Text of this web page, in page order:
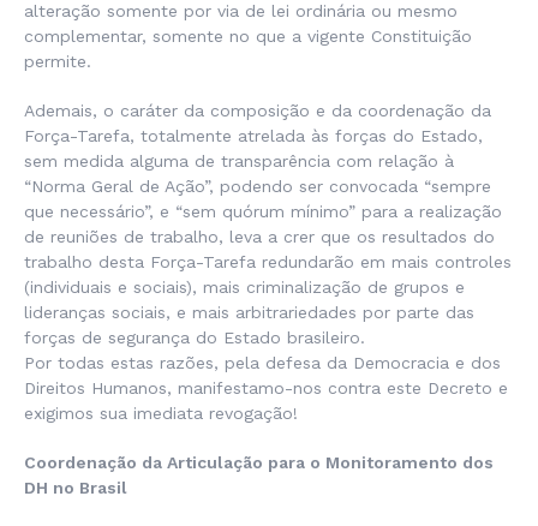
alteração somente por via de lei ordinária ou mesmo
complementar, somente no que a vigente Constituição
permite.
Ademais, o caráter da composição e da coordenação da
Força-Tarefa, totalmente atrelada às forças do Estado,
sem medida alguma de transparência com relação à
“Norma Geral de Ação”, podendo ser convocada “sempre
que necessário”, e “sem quórum mínimo” para a realização
de reuniões de trabalho, leva a crer que os resultados do
trabalho desta Força-Tarefa redundarão em mais controles
(individuais e sociais), mais criminalização de grupos e
lideranças sociais, e mais arbitrariedades por parte das
forças de segurança do Estado brasileiro.
Por todas estas razões, pela defesa da Democracia e dos
Direitos Humanos, manifestamo-nos contra este Decreto e
exigimos sua imediata revogação!
Coordenação da Articulação para o Monitoramento dos
DH no Brasil